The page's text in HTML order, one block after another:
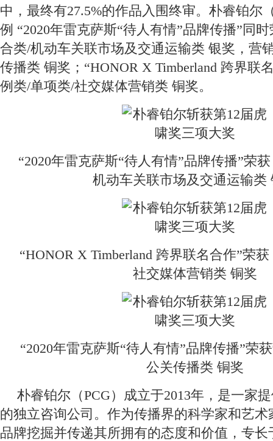
中，最终有27.5%的作品入围终审。朴睿铂尔
例 “2020年雷克萨斯“待人有情”品牌传播”同
合类/机动车关联市场及交通运输类 银奖，营
传播类 铜奖；“HONOR X Timberland 跨界联
例类/单项类/社交媒体营销类 铜奖。
“2020年雷克萨斯“待人有情”品牌传播”荣
机动车关联市场及交通运输类
“HONOR X Timberland 跨界联名合作”荣
社交媒体营销类 铜奖
“2020年雷克萨斯“待人有情”品牌传播”荣
公关传播类 铜奖
朴睿铂尔（PCG）成立于2013年，是一家
的独立咨询公司。作为传播界的科学家和艺
品牌挖掘并传递其所拥有的态度和价值，专